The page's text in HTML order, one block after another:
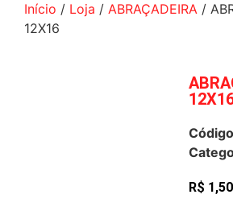
Início / Loja / ABRAÇADEIRA /
12X16
Código
R$ 1,50